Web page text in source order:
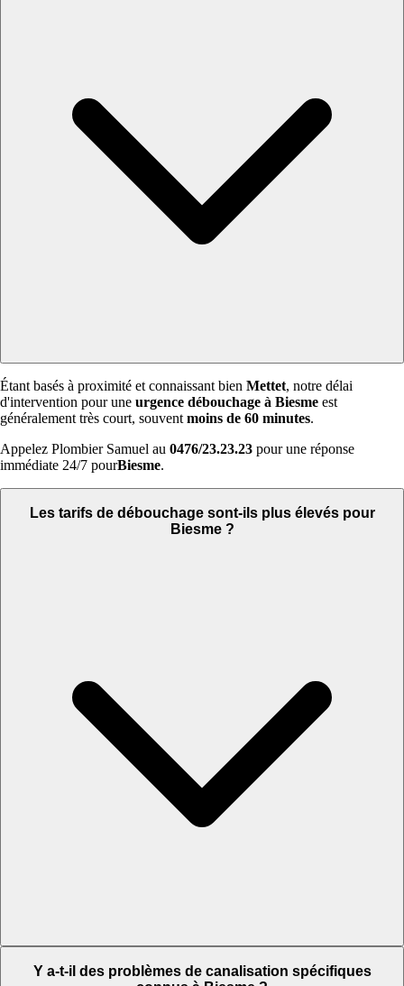
Étant basés à proximité et connaissant bien Mettet, notre délai
d'intervention pour une urgence débouchage à Biesme est
généralement très court, souvent moins de 60 minutes.
Appelez Plombier Samuel au 0476/23.23.23 pour une réponse
immédiate 24/7 pourBiesme.
Les tarifs de débouchage sont-ils plus élevés pour
Biesme ?
Y a-t-il des problèmes de canalisation spécifiques